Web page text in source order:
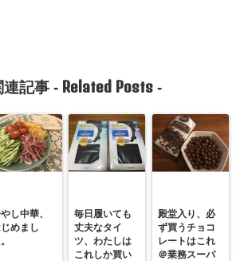
記事 - Related Posts-
し中華、
めまし
毎日履いても
丈夫なタイ
ツ、わたしは
これしか買い
殿堂入り、必
ず買うチョコ
レートはこれ
＠業務スーパ